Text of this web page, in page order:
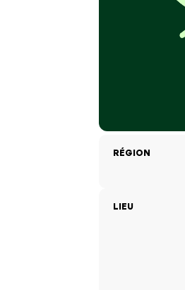
RÉGION
LIEU